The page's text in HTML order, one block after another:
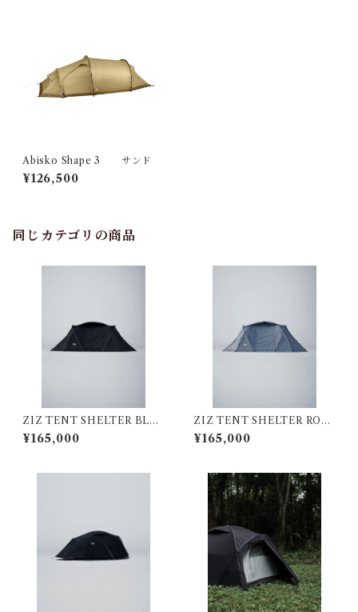
Abisko Shape 3 サンド
¥126,500
同じカテゴリの商品
ZIZ TENT SHELTER BLA
CK
¥165,000
ZIZ TENT SHELTER ROC
K GREY
¥165,000